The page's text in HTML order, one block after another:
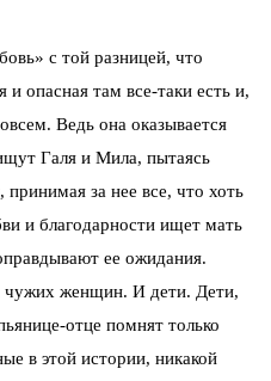
с той разницей, что
опасная там все-таки есть и,
Ведь она оказывается
Галя и Мила, пытаясь
принимая за нее все, что хоть
и благодарности ищет мать
ее ожидания.
чужих женщин. И дети. Дети,
отце помнят только
в этой истории, никакой